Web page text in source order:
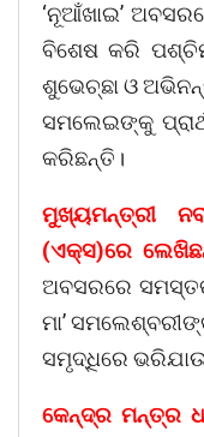
‘ନୂଆଁଖାଇ’
ବିଶେଷ କରି
ଶୁଭେଚ୍ଛା ଓ
ସମଲେଇଙ୍କୁ
କରିଛନ୍ତି।
ମୁଖ୍ୟମନ୍ତ୍ରୀ
(ଏକ୍ସ)ରେ
ଅବସରରେ
ମା’
ସମୃଦ୍ଧିରେ
କେନ୍ଦ୍ର ମନ୍ତ୍ର